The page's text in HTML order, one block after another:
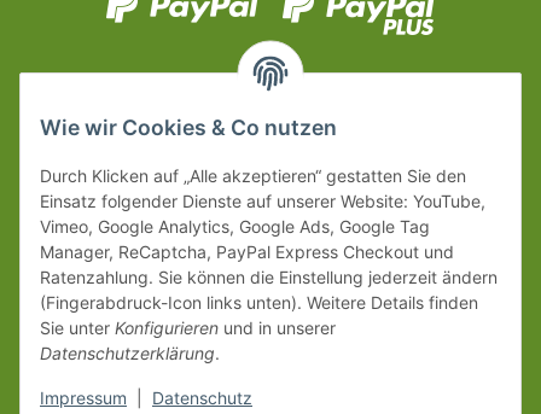
Wie wir Cookies & Co nutzen
Durch Klicken auf „Alle akzeptieren“ gestatten Sie den
Einsatz folgender Dienste auf unserer Website: YouTube,
Vimeo, Google Analytics, Google Ads, Google Tag
Manager, ReCaptcha, PayPal Express Checkout und
Ratenzahlung. Sie können die Einstellung jederzeit ändern
(Fingerabdruck-Icon links unten). Weitere Details finden
Sie unter Konfigurieren und in unserer
Datenschutzerklärung.
Impressum Datenschutz